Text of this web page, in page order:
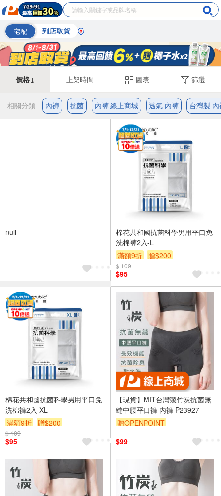
宅配 到店取貨
價格↓ 上架時間 圖表 篩選
相關分類 內褲 抗菌 內褲 線上商城 透氣 內褲 台灣製 內
null
棉花共和國抗菌科學男用平口免
洗棉褲2入-L
滿額9折
贈$200
$ 109
$95
棉花共和國抗菌科學男用平口免
洗棉褲2入-XL
滿額9折
贈$200
$ 109
$95
【現貨】MIT台灣製竹炭抗菌無
縫中腰平口褲 內褲 P23927
贈OPENPOINT
$99